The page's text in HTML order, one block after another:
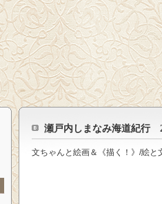
瀬戸内しまなみ海道紀行
文ちゃんと絵画＆《描く！》/絵と